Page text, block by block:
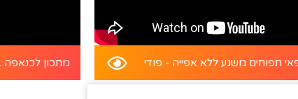
תפוחים משגע ללא אפייה - פודי מתכון לכנאפה